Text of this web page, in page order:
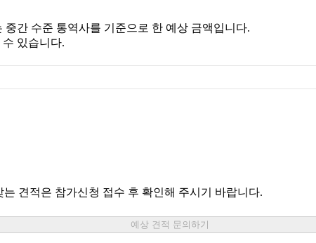
중간 수준 통역사를 기준으로 한 예상 금액입니다.
있습니다.
견적은 참가신청 접수 후 확인해 주시기 바랍니다.
예상 견적 문의하기